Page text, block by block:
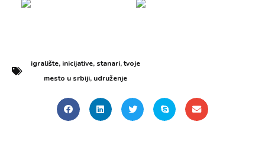
igralište, inicijative, stanari,tvoje
mesto u srbiji, udruženje